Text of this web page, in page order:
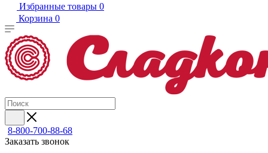
Избранные товары 0
Корзина 0
8-800-700-88-68
Заказать звонок